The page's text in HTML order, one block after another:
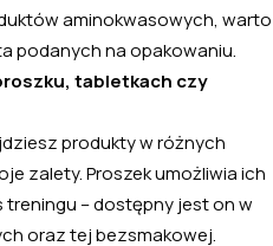
aminokwasowych, warto
podanych na opakowaniu.
tabletkach czy
produkty w różnych
zalety. Proszek umożliwia ich
– dostępny jest on w
oraz tej bezsmakowej.